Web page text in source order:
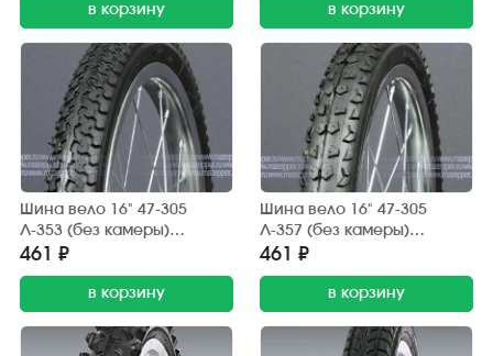
в корзину в корзину
Шина вело 16" 47-305
Л-353 (без камеры)
"ПЕТРОШИНА" (16х1,75)
дорога, грунт
461 ₽
в корзину
Шина вело 16" 47-305
Л-357 (без камеры)
"ПЕТРОШИНА" (16х1,85)
шип.
461 ₽
в корзину